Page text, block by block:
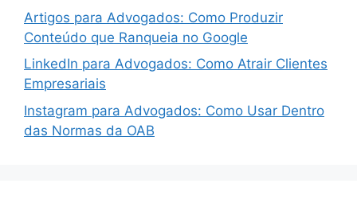
Artigos para Advogados: Como Produzir
Conteúdo que Ranqueia no Google
LinkedIn para Advogados: Como Atrair Clientes
Empresariais
Instagram para Advogados: Como Usar Dentro
das Normas da OAB